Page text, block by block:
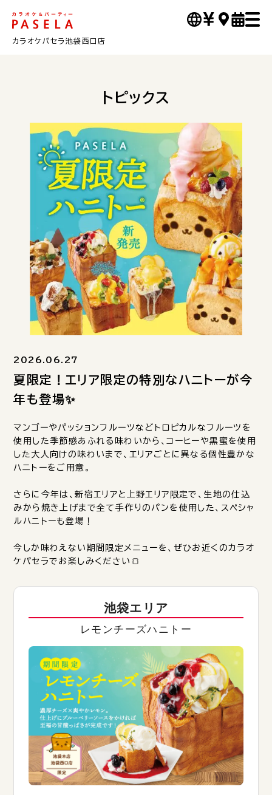
カラオケパセラ池袋西口店
トピックス
2026.06.27
夏限定！エリア限定の特別なハニトーが今
年も登場✨️
マンゴーやパッションフルーツなどトロピカルなフルーツを
使用した季節感あふれる味わいから、コーヒーや黒蜜を使用
した大人向けの味わいまで、エリアごとに異なる個性豊かな
ハニトーをご用意。
さらに今年は、新宿エリアと上野エリア限定で、生地の仕込
みから焼き上げまで全て手作りのパンを使用した、スペシャ
ルハニトーも登場！
今しか味わえない期間限定メニューを、ぜひお近くのカラオ
ケパセラでお楽しみください🍞
池袋エリア
レモンチーズハニトー